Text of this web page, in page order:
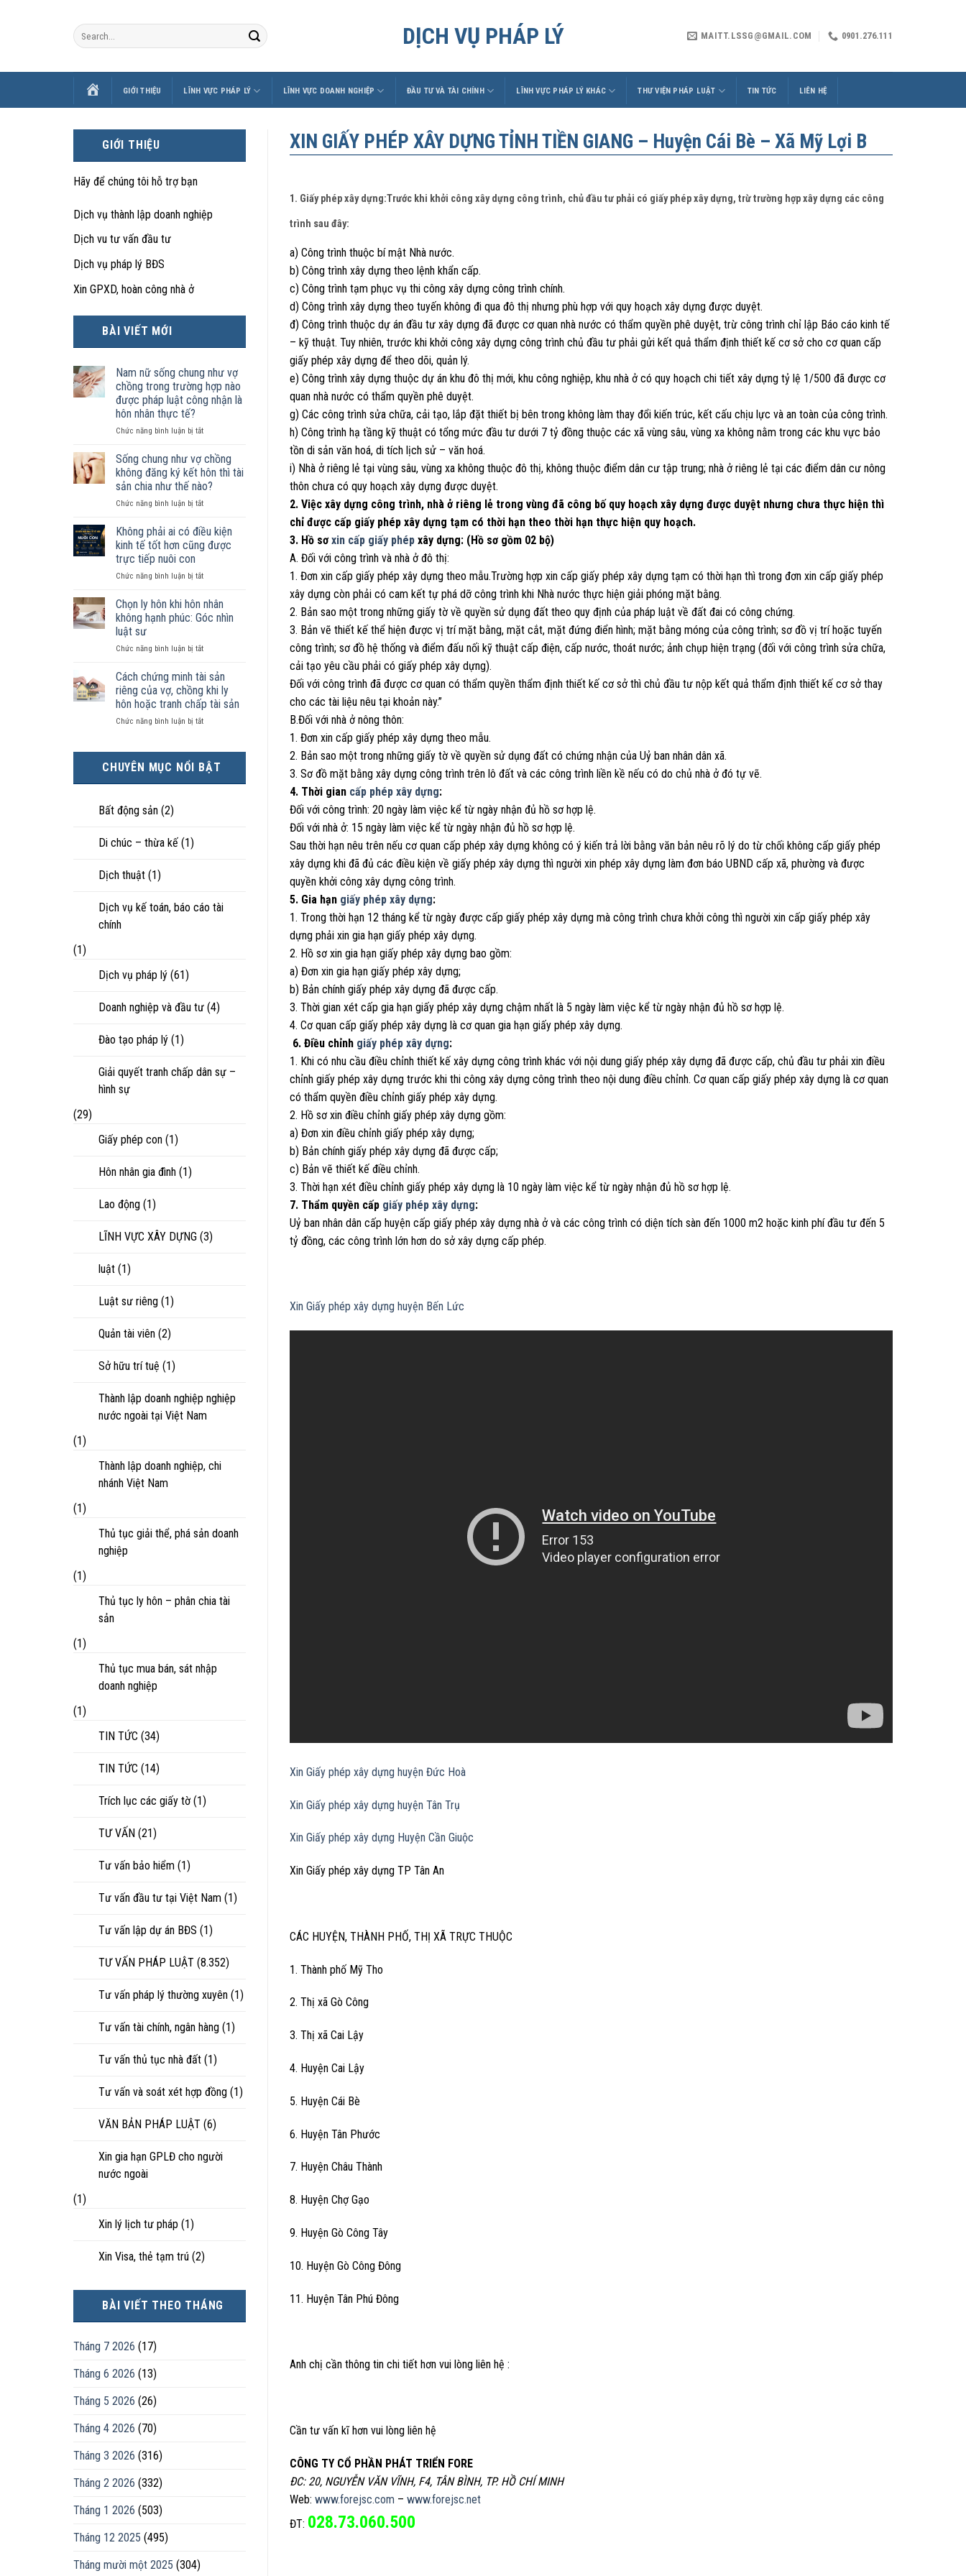
DỊCH VỤ PHÁP LÝ MAITT.LSSG@GMAIL.COM 0901.276.111
TRANGGIỚI THIỆU LĨNH VỰC PHÁP LÝ LĨNH VỰC DOANH NGHIỆP ĐẦU TƯ VÀ TÀI CHÍNH LĨNH VỰC PHÁP LÝ KHÁC THƯ VIỆN PHÁP LUẬT TIN TỨC LIÊN HỆ
GIỚI THIỆU
Hãy để chúng tôi hỗ trợ bạn
Dịch vụ thành lập doanh nghiệp
Dịch vu tư vấn đầu tư
Dịch vụ pháp lý BĐS
Xin GPXD, hoàn công nhà ở
BÀI VIẾT MỚI
Nam nữ sống chung như vợ
chồng trong trường hợp nào
được pháp luật công nhận là
hôn nhân thực tế?
Chức năng bình luận bị tắtở
nữ
sống
chung
như
vợ
trong
trường
hợp
được
luật
công
hôn
thực
tế?
Sống chung như vợ chồng
không đăng ký kết hôn thì tài
sản chia như thế nào?
Chức năng bình luận bị tắtở
chung
như
vợ
không
ký
kết
hôn
tài
chia
như
nào?
Không phải ai có điều kiện
kinh tế tốt hơn cũng được
trực tiếp nuôi con
Chức năng bình luận bị tắtở
phải
ai
có
kiện
tế
tốt
hơn
cũng
được
con
Chọn ly hôn khi hôn nhân
không hạnh phúc: Góc nhìn
luật sư
Chức năng bình luận bị tắtở
ly
hôn
khi
hôn
nhân
Góc
nhìn
Cách chứng minh tài sản
riêng của vợ, chồng khi ly
hôn hoặc tranh chấp tài sản
Chức năng bình luận bị tắtở
tài
chấp
CHUYÊN MỤC NỔI BẬT
Bất động sản (2)
Di chúc – thừa kế (1)
Dịch thuật (1)
Dịch vụ kế toán, báo cáo tài
chính
(1)
Dịch vụ pháp lý (61)
Doanh nghiệp và đầu tư (4)
Đào tạo pháp lý (1)
Giải quyết tranh chấp dân sự –
hình sự
(29)
Giấy phép con (1)
Hôn nhân gia đình (1)
Lao động (1)
LĨNH VỰC XÂY DỰNG (3)
luật (1)
Luật sư riêng (1)
Quản tài viên (2)
Sở hữu trí tuệ (1)
Thành lập doanh nghiệp nghiệp
nước ngoài tại Việt Nam
(1)
Thành lập doanh nghiệp, chi
nhánh Việt Nam
(1)
Thủ tục giải thể, phá sản doanh
nghiệp
(1)
Thủ tục ly hôn – phân chia tài
sản
(1)
Thủ tục mua bán, sát nhập
doanh nghiệp
(1)
TIN TỨC (34)
TIN TỨC (14)
Trích lục các giấy tờ (1)
TƯ VẤN (21)
Tư vấn bảo hiểm (1)
Tư vấn đầu tư tại Việt Nam (1)
Tư vấn lập dự án BĐS (1)
TƯ VẤN PHÁP LUẬT (8.352)
Tư vấn pháp lý thường xuyên (1)
Tư vấn tài chính, ngân hàng (1)
Tư vấn thủ tục nhà đất (1)
Tư vấn và soát xét hợp đồng (1)
VĂN BẢN PHÁP LUẬT (6)
Xin gia hạn GPLĐ cho người
nước ngoài
(1)
Xin lý lịch tư pháp (1)
Xin Visa, thẻ tạm trú (2)
BÀI VIẾT THEO THÁNG
Tháng 7 2026 (17)
Tháng 6 2026 (13)
Tháng 5 2026 (26)
Tháng 4 2026 (70)
Tháng 3 2026 (316)
Tháng 2 2026 (332)
Tháng 1 2026 (503)
Tháng 12 2025 (495)
Tháng mười một 2025 (304)
XIN GIẤY PHÉP XÂY DỰNG TỈNH TIỀN GIANG – Huyện Cái Bè – Xã Mỹ Lợi B
1. Giấy phép xây dựng:Trước khi khởi công xây dựng công trình, chủ đầu tư phải có giấy phép xây dựng, trừ trường hợp xây dựng các công
trình sau đây:
a) Công trình thuộc bí mật Nhà nước.
b) Công trình xây dựng theo lệnh khẩn cấp.
c) Công trình tạm phục vụ thi công xây dựng công trình chính.
d) Công trình xây dựng theo tuyến không đi qua đô thị nhưng phù hợp với quy hoạch xây dựng được duyệt.
đ) Công trình thuộc dự án đầu tư xây dựng đã được cơ quan nhà nước có thẩm quyền phê duyệt, trừ công trình chỉ lập Báo cáo kinh tế
– kỹ thuật. Tuy nhiên, trước khi khởi công xây dựng công trình chủ đầu tư phải gửi kết quả thẩm định thiết kế cơ sở cho cơ quan cấp
giấy phép xây dựng để theo dõi, quản lý.
e) Công trình xây dựng thuộc dự án khu đô thị mới, khu công nghiệp, khu nhà ở có quy hoạch chi tiết xây dựng tỷ lệ 1/500 đã được cơ
quan nhà nước có thẩm quyền phê duyệt.
g) Các công trình sửa chữa, cải tạo, lắp đặt thiết bị bên trong không làm thay đổi kiến trúc, kết cấu chịu lực và an toàn của công trình.
h) Công trình hạ tầng kỹ thuật có tổng mức đầu tư dưới 7 tỷ đồng thuộc các xã vùng sâu, vùng xa không nằm trong các khu vực bảo
tồn di sản văn hoá, di tích lịch sử – văn hoá.
i) Nhà ở riêng lẻ tại vùng sâu, vùng xa không thuộc đô thị, không thuộc điểm dân cư tập trung; nhà ở riêng lẻ tại các điểm dân cư nông
thôn chưa có quy hoạch xây dựng được duyệt.
2. Việc xây dựng công trình, nhà ở riêng lẻ trong vùng đã công bố quy hoạch xây dựng được duyệt nhưng chưa thực hiện thì
chỉ được cấp giấy phép xây dựng tạm có thời hạn theo thời hạn thực hiện quy hoạch.
3. Hồ sơ xin cấp giấy phép xây dựng: (Hồ sơ gồm 02 bộ)
A. Đối với công trình và nhà ở đô thị:
1. Đơn xin cấp giấy phép xây dựng theo mẫu.Trường hợp xin cấp giấy phép xây dựng tạm có thời hạn thì trong đơn xin cấp giấy phép
xây dựng còn phải có cam kết tự phá dỡ công trình khi Nhà nước thực hiện giải phóng mặt bằng.
2. Bản sao một trong những giấy tờ về quyền sử dụng đất theo quy định của pháp luật về đất đai có công chứng.
3. Bản vẽ thiết kế thể hiện được vị trí mặt bằng, mặt cắt, mặt đứng điển hình; mặt bằng móng của công trình; sơ đồ vị trí hoặc tuyến
công trình; sơ đồ hệ thống và điểm đấu nối kỹ thuật cấp điện, cấp nước, thoát nước; ảnh chụp hiện trạng (đối với công trình sửa chữa,
cải tạo yêu cầu phải có giấy phép xây dựng).
Đối với công trình đã được cơ quan có thẩm quyền thẩm định thiết kế cơ sở thì chủ đầu tư nộp kết quả thẩm định thiết kế cơ sở thay
cho các tài liệu nêu tại khoản này.”
B.Đối với nhà ở nông thôn:
1. Đơn xin cấp giấy phép xây dựng theo mẫu.
2. Bản sao một trong những giấy tờ về quyền sử dụng đất có chứng nhận của Uỷ ban nhân dân xã.
3. Sơ đồ mặt bằng xây dựng công trình trên lô đất và các công trình liền kề nếu có do chủ nhà ở đó tự vẽ.
4. Thời gian cấp phép xây dựng:
Đối với công trình: 20 ngày làm việc kể từ ngày nhận đủ hồ sơ hợp lệ.
Đối với nhà ở: 15 ngày làm việc kể từ ngày nhận đủ hồ sơ hợp lệ.
Sau thời hạn nêu trên nếu cơ quan cấp phép xây dựng không có ý kiến trả lời bằng văn bản nêu rõ lý do từ chối không cấp giấy phép
xây dựng khi đã đủ các điều kiện về giấy phép xây dựng thì người xin phép xây dựng làm đơn báo UBND cấp xã, phường và được
quyền khởi công xây dựng công trình.
5. Gia hạn giấy phép xây dựng:
1. Trong thời hạn 12 tháng kể từ ngày được cấp giấy phép xây dựng mà công trình chưa khởi công thì người xin cấp giấy phép xây
dựng phải xin gia hạn giấy phép xây dựng.
2. Hồ sơ xin gia hạn giấy phép xây dựng bao gồm:
a) Đơn xin gia hạn giấy phép xây dựng;
b) Bản chính giấy phép xây dựng đã được cấp.
3. Thời gian xét cấp gia hạn giấy phép xây dựng chậm nhất là 5 ngày làm việc kể từ ngày nhận đủ hồ sơ hợp lệ.
4. Cơ quan cấp giấy phép xây dựng là cơ quan gia hạn giấy phép xây dựng.
6. Điều chỉnh giấy phép xây dựng:
1. Khi có nhu cầu điều chỉnh thiết kế xây dựng công trình khác với nội dung giấy phép xây dựng đã được cấp, chủ đầu tư phải xin điều
chỉnh giấy phép xây dựng trước khi thi công xây dựng công trình theo nội dung điều chỉnh. Cơ quan cấp giấy phép xây dựng là cơ quan
có thẩm quyền điều chỉnh giấy phép xây dựng.
2. Hồ sơ xin điều chỉnh giấy phép xây dựng gồm:
a) Đơn xin điều chỉnh giấy phép xây dựng;
b) Bản chính giấy phép xây dựng đã được cấp;
c) Bản vẽ thiết kế điều chỉnh.
3. Thời hạn xét điều chỉnh giấy phép xây dựng là 10 ngày làm việc kể từ ngày nhận đủ hồ sơ hợp lệ.
7. Thẩm quyền cấp giấy phép xây dựng:
Uỷ ban nhân dân cấp huyện cấp giấy phép xây dựng nhà ở và các công trình có diện tích sàn đến 1000 m2 hoặc kinh phí đầu tư đến 5
tỷ đồng, các công trình lớn hơn do sở xây dựng cấp phép.
Xin Giấy phép xây dựng huyện Bến Lức
Xin Giấy phép xây dựng huyện Đức Hoà
Xin Giấy phép xây dựng huyện Tân Trụ
Xin Giấy phép xây dựng Huyện Cần Giuộc
Xin Giấy phép xây dựng TP Tân An
CÁC HUYỆN, THÀNH PHỐ, THỊ XÃ TRỰC THUỘC
1. Thành phố Mỹ Tho
2. Thị xã Gò Công
3. Thị xã Cai Lậy
4. Huyện Cai Lậy
5. Huyện Cái Bè
6. Huyện Tân Phước
7. Huyện Châu Thành
8. Huyện Chợ Gạo
9. Huyện Gò Công Tây
10. Huyện Gò Công Đông
11. Huyện Tân Phú Đông
Anh chị cần thông tin chi tiết hơn vui lòng liên hệ :
Cần tư vấn kĩ hơn vui lòng liên hệ
CÔNG TY CỔ PHẦN PHÁT TRIỂN FORE
ĐC: 20, NGUYỄN VĂN VĨNH, F4, TÂN BÌNH, TP. HỒ CHÍ MINH
Web: www.forejsc.com – www.forejsc.net
ĐT: 028.73.060.500